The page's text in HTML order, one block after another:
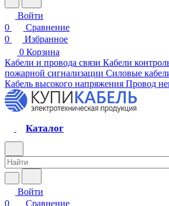
Войти
0
Сравнение
0
Избранное
0 Корзина
Кабели и провода связи Кабели
пожарной сигнализации Силовые
Кабель высокого напряжения Провод
Каталог
Войти
0
Сравнение